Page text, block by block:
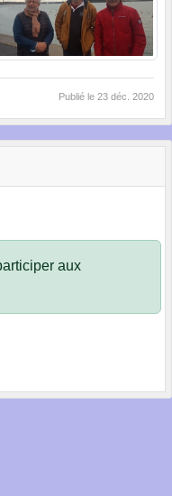
Publié le 23 déc. 2020
aux